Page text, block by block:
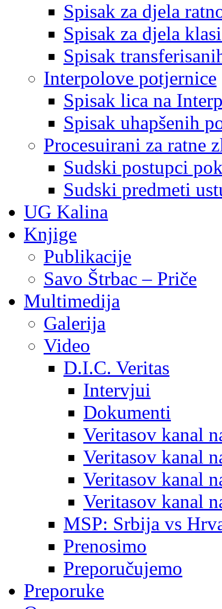
Spisak za djela
Spisak za djela
Spisak
Interpolove potjernice
Spisak lica na
Spisak uhapšenih
Procesuirani za ratne
Sudski postupci
Sudski predmeti
UG Kalina
Knjige
Publikacije
Savo Štrbac – Priče
Multimedija
Galerija
Video
D.I.C. Veritas
Intervjui
Dokumenti
Veritasov kanal
Veritasov kanal
Veritasov kanal
Veritasov kanal
MSP: Srbija vs
Prenosimo
Preporučujemo
Preporuke